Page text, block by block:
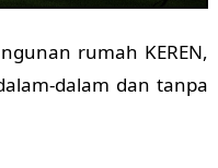
rumah KEREN,
dalam dan tanpa